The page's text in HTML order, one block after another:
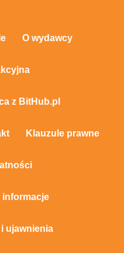
O wydawcy
z BitHub.pl
Klauzule prawne
ujawnienia